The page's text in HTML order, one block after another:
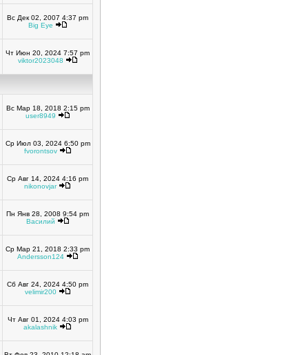
Вс Дек 02, 2007 4:37 pm
Big Eye
Чт Июн 20, 2024 7:57 pm
viktor2023048
Вс Мар 18, 2018 2:15 pm
user8949
Ср Июл 03, 2024 6:50 pm
fvorontsov
Ср Авг 14, 2024 4:16 pm
nikonovjar
Пн Янв 28, 2008 9:54 pm
Василий
Ср Мар 21, 2018 2:33 pm
Andersson124
Сб Авг 24, 2024 4:50 pm
velimir200
Чт Авг 01, 2024 4:03 pm
akalashnik